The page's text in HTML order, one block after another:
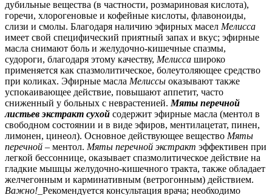
дубильные вещества (в частности, розмариновая кислота),
горечи, хлорогеновые и кофейные кислоты, флавоноиды,
слизи и смолы. Благодаря наличию эфирных масел Мелисса
имеет свой специфический приятный запах и вкус; эфирные
масла снимают боль и желудочно-кишечные спазмы,
судороги, благодаря этому качеству, Мелисса широко
применяется как спазмолитическое, болеутоляющее средство
при коликах. Эфирные масла Мелиссы оказывают также
успокаивающее действие, повышают аппетит, часто
сниженный у больных с неврастенией. Мяты перечной
листьев экстракт сухой содержит эфирные масла (ментол в
свободном состоянии и в виде эфиров, ментилацетат, пинен,
лимонен, цинеол). Основное действующее вещество Мяты
перечной – ментол. Мяты перечной экстракт эффективен при
легкой бессоннице, оказывает спазмолитическое действие на
гладкие мышцы желудочно-кишечного тракта, также обладает
желчегонным и карминативным (ветрогонным) действием.
Важно! _Рекомендуется консультация врача; необходимо